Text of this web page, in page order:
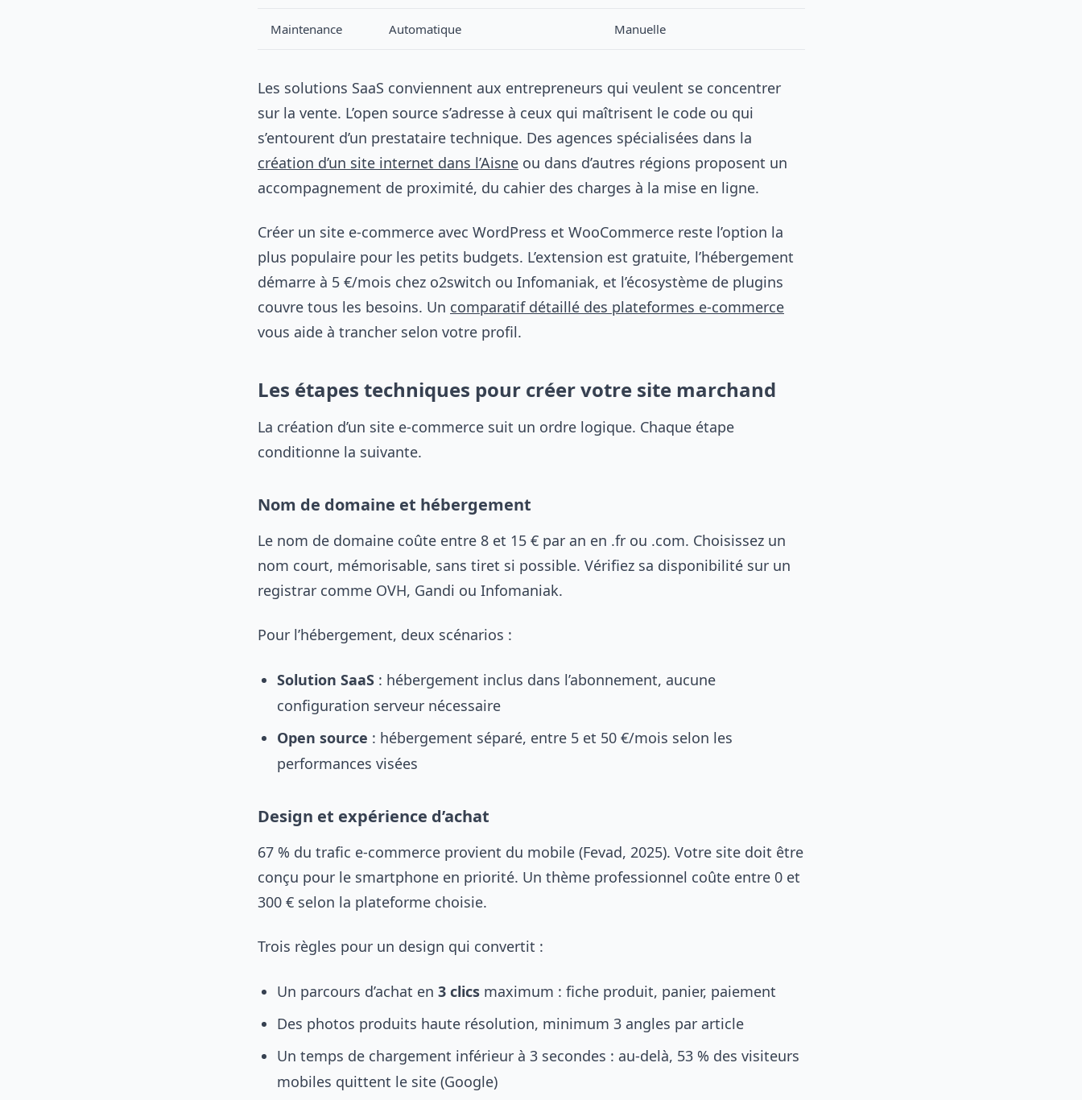
Maintenance Automatique Manuelle
Les solutions SaaS conviennent aux entrepreneurs qui veulent se concentrer
sur la vente. L’open source s’adresse à ceux qui maîtrisent le code ou qui
s’entourent d’un prestataire technique. Des agences spécialisées dans la
création d’un site internet dans l’Aisne ou dans d’autres régions proposent un
accompagnement de proximité, du cahier des charges à la mise en ligne.
Créer un site e-commerce avec WordPress et WooCommerce reste l’option la
plus populaire pour les petits budgets. L’extension est gratuite, l’hébergement
démarre à 5 €/mois chez o2switch ou Infomaniak, et l’écosystème de plugins
couvre tous les besoins. Un comparatif détaillé des plateformes e-commerce
vous aide à trancher selon votre profil.
Les étapes techniques pour créer votre site marchand
La création d’un site e-commerce suit un ordre logique. Chaque étape
conditionne la suivante.
Nom de domaine et hébergement
Le nom de domaine coûte entre 8 et 15 € par an en .fr ou .com. Choisissez un
nom court, mémorisable, sans tiret si possible. Vérifiez sa disponibilité sur un
registrar comme OVH, Gandi ou Infomaniak.
Pour l’hébergement, deux scénarios :
Solution SaaS : hébergement inclus dans l’abonnement, aucune
configuration serveur nécessaire
Open source : hébergement séparé, entre 5 et 50 €/mois selon les
performances visées
Design et expérience d’achat
67 % du trafic e-commerce provient du mobile (Fevad, 2025). Votre site doit être
conçu pour le smartphone en priorité. Un thème professionnel coûte entre 0 et
300 € selon la plateforme choisie.
Trois règles pour un design qui convertit :
Un parcours d’achat en 3 clics maximum : fiche produit, panier, paiement
Des photos produits haute résolution, minimum 3 angles par article
Un temps de chargement inférieur à 3 secondes : au-delà, 53 % des visiteurs
mobiles quittent le site (Google)